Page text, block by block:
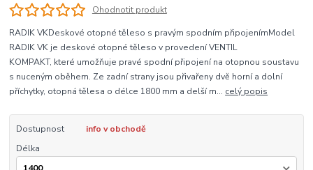
Ohodnotit produkt
RADIK VKDeskové otopné těleso s pravým spodním připojenímModel
RADIK VK je deskové otopné těleso v provedení VENTIL
KOMPAKT, které umožňuje pravé spodní připojení na otopnou soustavu
s nuceným oběhem. Ze zadní strany jsou přivařeny dvě horní a dolní
příchytky, otopná tělesa o délce 1800 mm a delší m... celý popis
Dostupnost
info v obchodě
Délka